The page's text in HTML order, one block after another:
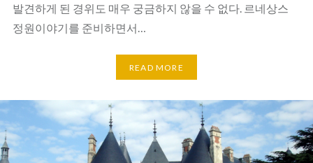
발견하게 된 경위도 매우 궁금하지 않을 수 없다. 르네상스
정원이야기를 준비하면서…
READ MORE